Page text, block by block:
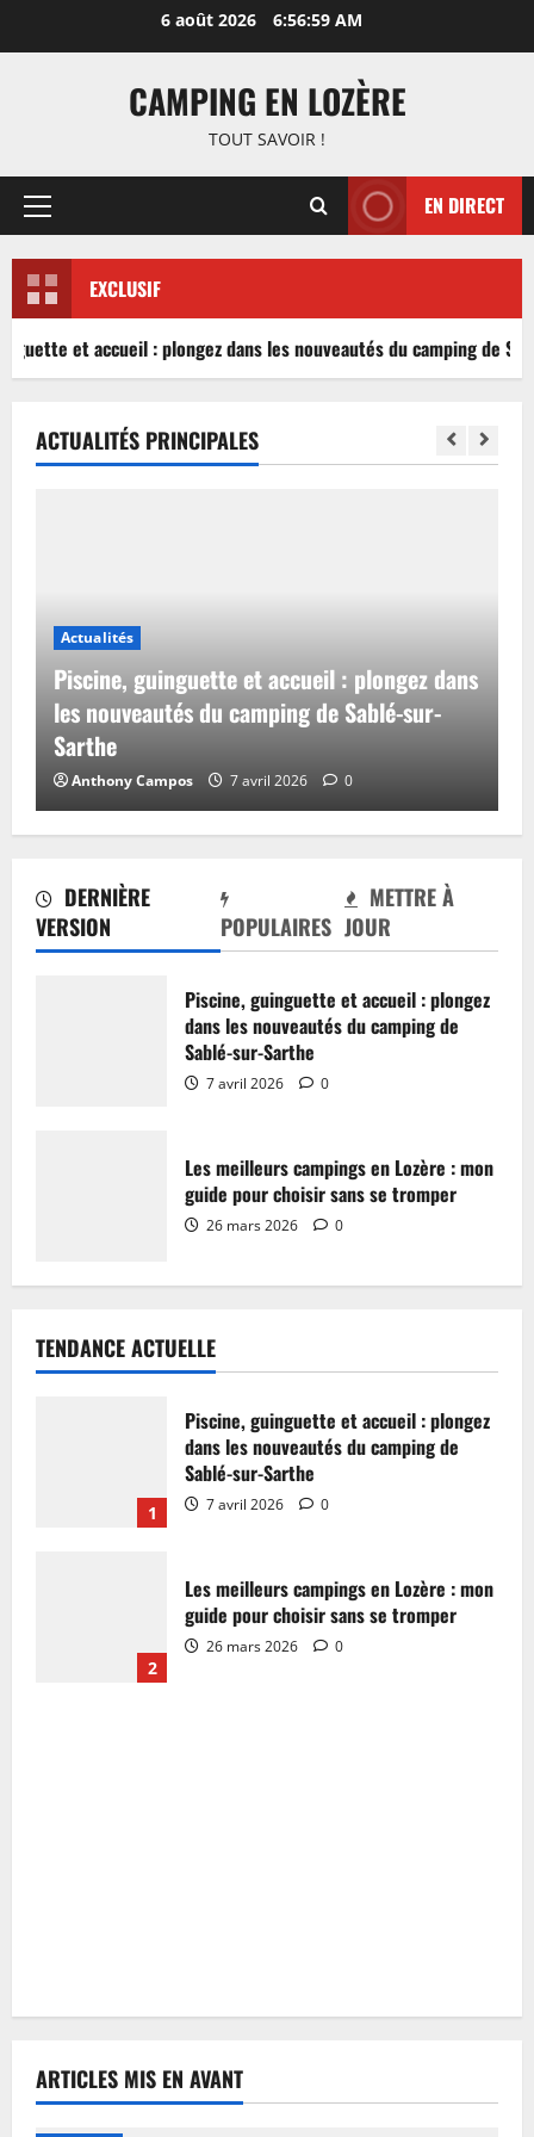
6 août 2026 6:56:59 AM
CAMPING EN LOZÈRE
TOUT SAVOIR !
Menu
EN DIRECT
EXCLUSIF
et accueil : plongez dans les nouveautés du camping de
DERNIÈRE
VERSION
POPULAIRES
METTRE À
JOUR
Piscine, guinguette et accueil : plongez
dans les nouveautés du camping de
Sablé-sur-Sarthe
7 avril 2026 0
Les meilleurs campings en Lozère : mon
guide pour choisir sans se tromper
26 mars 2026 0
ACTUALITÉS PRINCIPALES
Actualités
Piscine, guinguette et accueil : plongez dans
les nouveautés du camping de Sablé-sur-
Sarthe
Anthony Campos 7 avril 2026 0
TENDANCE ACTUELLE
1
Piscine, guinguette et accueil : plongez
dans les nouveautés du camping de
Sablé-sur-Sarthe
7 avril 2026 0
2
Les meilleurs campings en Lozère : mon
guide pour choisir sans se tromper
26 mars 2026 0
ARTICLES MIS EN AVANT